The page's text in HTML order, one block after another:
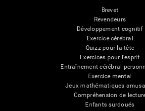
Brevet
Revendeurs
Développement cognitif
Exercice cérébral
Quizz pour la tête
Exercices pour l'esprit
Entraînement cérébral
Exercice mental
Jeux mathématiques
Compréhension de
Enfants surdoués